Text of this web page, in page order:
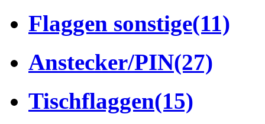
Flaggen sonstige(11)
Anstecker/PIN(27)
Tischflaggen(15)